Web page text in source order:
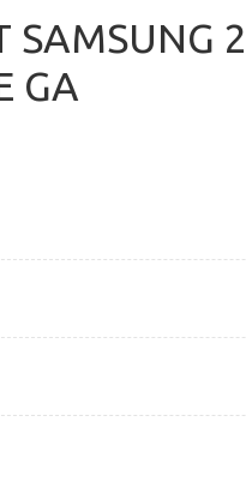
SAMSUNG
GA